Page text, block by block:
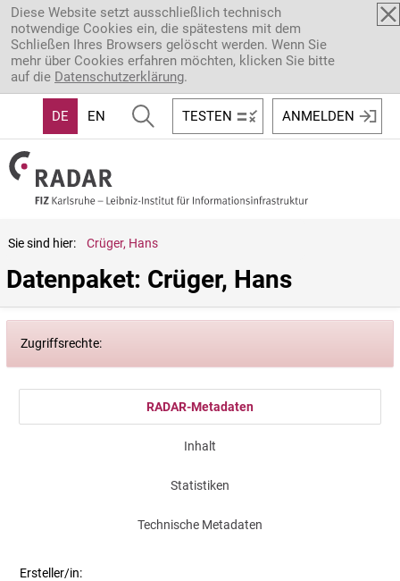
Direkt zum Inhalt
Diese Website setzt ausschließlich technisch
notwendige Cookies ein, die spätestens mit dem
Schließen Ihres Browsers gelöscht werden. Wenn Sie
mehr über Cookies erfahren möchten, klicken Sie bitte
auf die Datenschutzerklärung.
DE EN TESTEN ANMELDEN
Sie sind hier: Crüger, Hans
Datenpaket: Crüger, Hans
Zugriffsrechte:
RADAR-Metadaten
Inhalt
Statistiken
Technische Metadaten
Ersteller/in: